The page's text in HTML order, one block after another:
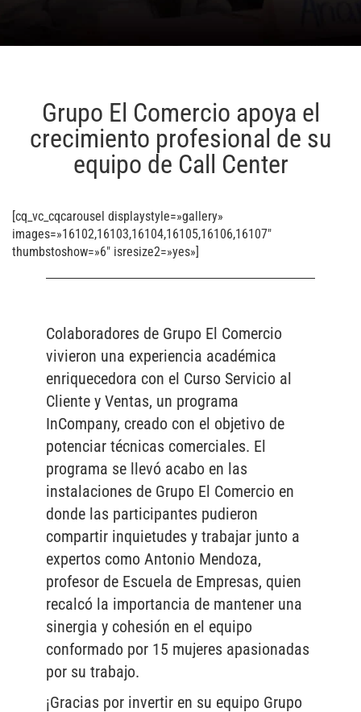
Grupo El Comercio apoya el
crecimiento profesional de su
equipo de Call Center
[cq_vc_cqcarousel displaystyle=»gallery»
images=»16102,16103,16104,16105,16106,16107″
thumbstoshow=»6″ isresize2=»yes»]
Colaboradores de Grupo El Comercio
vivieron una experiencia académica
enriquecedora con el Curso Servicio al
Cliente y Ventas, un programa
InCompany, creado con el objetivo de
potenciar técnicas comerciales. El
programa se llevó acabo en las
instalaciones de Grupo El Comercio en
donde las participantes pudieron
compartir inquietudes y trabajar junto a
expertos como Antonio Mendoza,
profesor de Escuela de Empresas, quien
recalcó la importancia de mantener una
sinergia y cohesión en el equipo
conformado por 15 mujeres apasionadas
por su trabajo.
¡Gracias por invertir en su equipo Grupo